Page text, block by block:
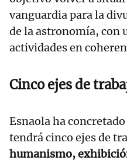
vanguardia para la
de la astronomía, con
actividades en
Cinco ejes de
Esnaola ha
tendrá cinco ejes de
humanismo,